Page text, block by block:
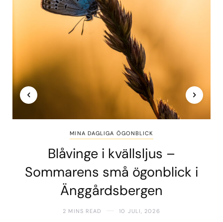
MINA DAGLIGA ÖGONBLICK
Blåvinge i kvällsljus –
Sommarens små ögonblick i
Änggårdsbergen
2 MINS READ 10 JULI, 2026